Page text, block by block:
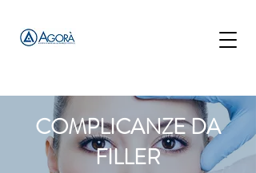
COMPLICANZE DA
FILLER